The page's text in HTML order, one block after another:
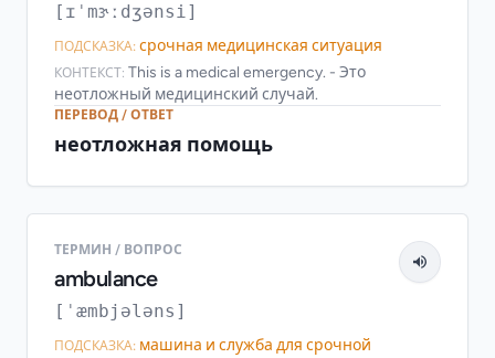
[ɪˈmɝːdʒənsi]
ПОДСКАЗКА: срочная медицинская ситуация
КОНТЕКСТ: This is a medical emergency. - Это
неотложный медицинский случай.
ПЕРЕВОД / ОТВЕТ
неотложная помощь
ТЕРМИН / ВОПРОС
ambulance
[ˈæmbjələns]
ПОДСКАЗКА: машина и служба для срочной